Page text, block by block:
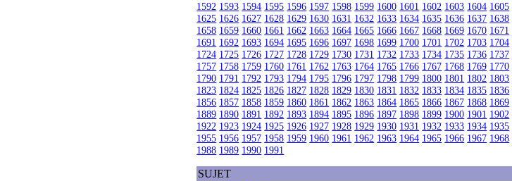
1592 1593 1594 1595 1596 1597 1598 1599 1600 1601 1602 1603 1604 1605
1625 1626 1627 1628 1629 1630 1631 1632 1633 1634 1635 1636 1637 1638
1658 1659 1660 1661 1662 1663 1664 1665 1666 1667 1668 1669 1670 1671
1691 1692 1693 1694 1695 1696 1697 1698 1699 1700 1701 1702 1703 1704
1724 1725 1726 1727 1728 1729 1730 1731 1732 1733 1734 1735 1736 1737
1757 1758 1759 1760 1761 1762 1763 1764 1765 1766 1767 1768 1769 1770
1790 1791 1792 1793 1794 1795 1796 1797 1798 1799 1800 1801 1802 1803
1823 1824 1825 1826 1827 1828 1829 1830 1831 1832 1833 1834 1835 1836
1856 1857 1858 1859 1860 1861 1862 1863 1864 1865 1866 1867 1868 1869
1889 1890 1891 1892 1893 1894 1895 1896 1897 1898 1899 1900 1901 1902
1922 1923 1924 1925 1926 1927 1928 1929 1930 1931 1932 1933 1934 1935
1955 1956 1957 1958 1959 1960 1961 1962 1963 1964 1965 1966 1967 1968
1988 1989 1990 1991
SUJET